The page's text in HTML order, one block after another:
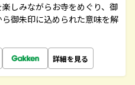
しみながらお寺をめぐり、御
御朱印に込められた意味を解
詳細を見る